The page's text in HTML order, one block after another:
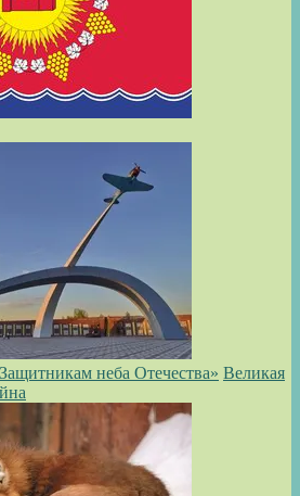
неба Отечества» Великая